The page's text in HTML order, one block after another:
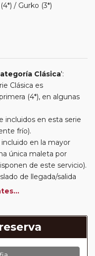
/ Gurko (3*)
Clásica':
Clásica es
(4*), en algunas
incluidos en esta serie
frío).
en la mayor
única maleta por
de este servicio).
de llegada/salida
(incluirá un número de
algunas cenas. En